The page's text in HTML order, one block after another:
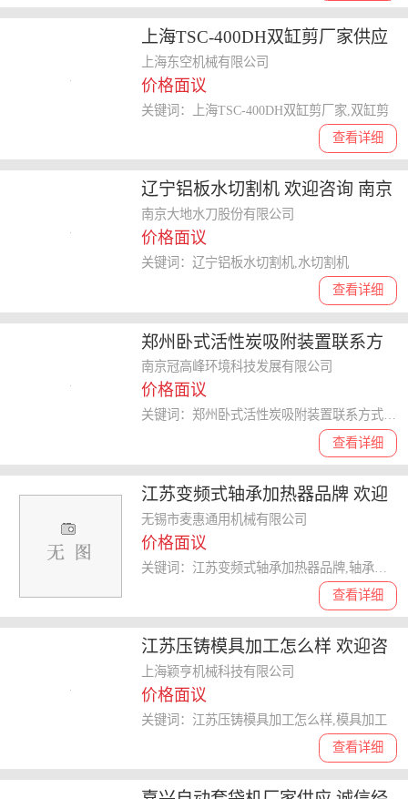
上海TSC-400DH双缸剪厂家供应
上海东空机械供应
上海东空机械有限公司
价格面议
查看详细
关键词：上海TSC-400DH双缸剪厂家,双缸剪
辽宁铝板水切割机 欢迎咨询 南京
大地水刀股份供应
南京大地水刀股份有限公司
价格面议
查看详细
关键词：辽宁铝板水切割机,水切割机
郑州卧式活性炭吸附装置联系方
式 南京冠高峰环境科技发展供应
南京冠高峰环境科技发展有限公司
价格面议
查看详细
关键词：郑州卧式活性炭吸附装置联系方式,活性炭吸附装置
江苏变频式轴承加热器品牌 欢迎
来电 无锡市麦惠通用机械供应
无锡市麦惠通用机械有限公司
价格面议
查看详细
江苏压铸模具加工怎么样 欢迎咨
询 上海颖亨机械科技供应
上海颖亨机械科技有限公司
价格面议
查看详细
关键词：江苏压铸模具加工怎么样,模具加工